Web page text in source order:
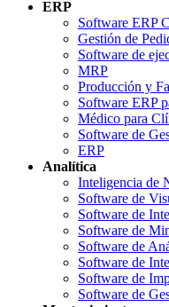
ERP
Software ERP
Gestión de
Software de
MRP
Producción y
Software ERP
Médico para
Software de
ERP
Analítica
Inteligencia de
Software de
Software de
Software de
Software de
Software de
Software de
Software de